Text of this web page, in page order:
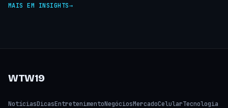
MAIS EM INSIGHTS
WTW19
NotíciasDicasEntretenimentoNegóciosMercadoCelularTecnologia